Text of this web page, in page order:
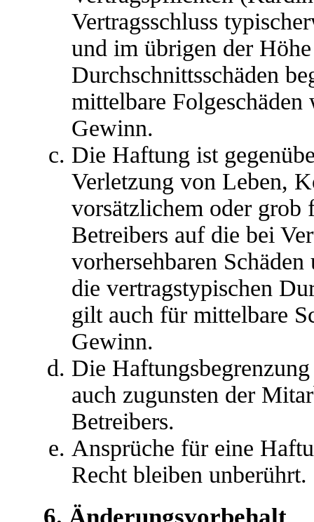
Vertragsschluss
und im übrigen der
Durchschnittsschäden
mittelbare Folgeschäden
Gewinn.
Die Haftung ist
Verletzung von Leben,
vorsätzlichem oder grob
Betreibers auf die bei
vorhersehbaren
die vertragstypischen
gilt auch für mittelbare
Gewinn.
Die
auch zugunsten der
Betreibers.
Ansprüche für eine
Recht bleiben unberührt.
6. Änderungsvorbehalt